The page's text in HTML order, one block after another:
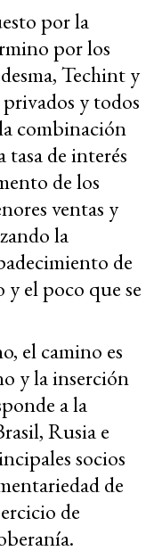
por la
por los
Techint y
y todos
combinación
tasa de interés
de los
ventas y
la
de
el poco que se
el camino es
y la inserción
a la
Rusia e
socios
de
de